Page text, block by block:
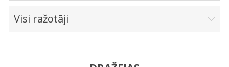
Visi ražotāji